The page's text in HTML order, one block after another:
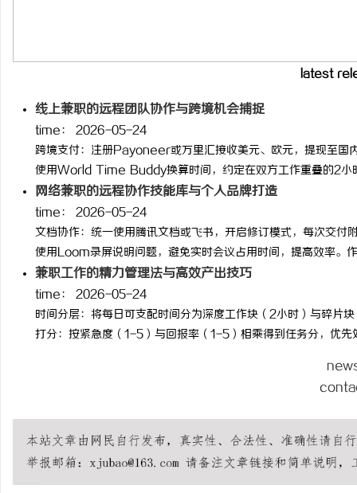
latest
线上兼职的远程团队协作与跨境机会捕捉
time：
2026-05-24
跨境支付：注册Payoneer或万里汇接收美元、欧元，提现至国
使用World Time Buddy换算时间，约定在双方工作重叠的2小
网络兼职的远程协作技能库与个人品牌打造
time：
2026-05-24
文档协作：统一使用腾讯文档或飞书，开启修订模式，每次交付
使用Loom录屏说明问题，避免实时会议占用时间，提高效率。
兼职工作的精力管理法与高效产出技巧
time：
2026-05-24
时间分层：将每日可支配时间分为深度工作块（2小时）与碎片
打分：按紧急度（1-5）与回报率（1-5）相乘得到任务分，优先